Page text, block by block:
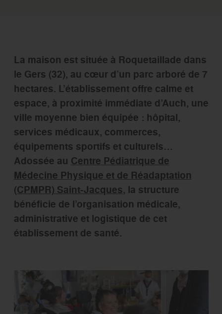
La maison est située à Roquetaillade dans
le Gers (32), au cœur d’un parc arboré de 7
hectares. L’établissement offre calme et
espace, à proximité immédiate d’Auch, une
ville moyenne bien équipée : hôpital,
services médicaux, commerces,
équipements sportifs et culturels…
Adossée au Centre Pédiatrique de
Médecine Physique et de Réadaptation
(CPMPR) Saint-Jacques, la structure
bénéficie de l’organisation médicale,
administrative et logistique de cet
établissement de santé.